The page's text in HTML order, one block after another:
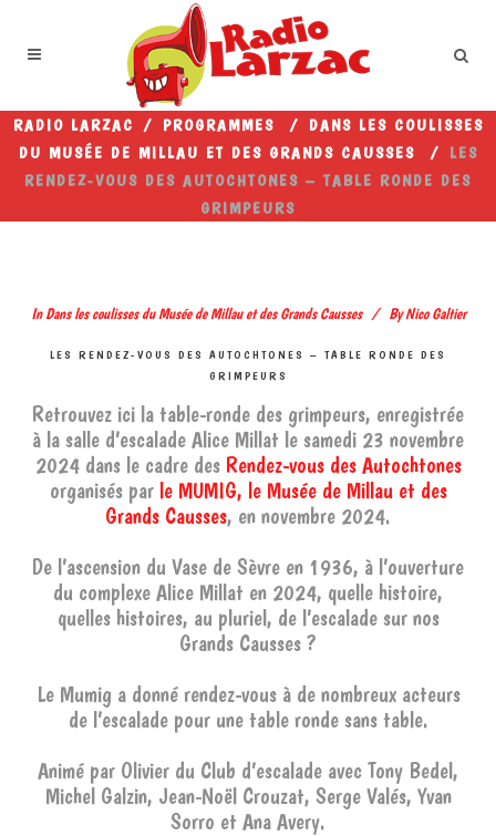
RADIO LARZAC / PROGRAMMES / DANS LES COULISSES
DU MUSÉE DE MILLAU ET DES GRANDS CAUSSES
/ LES
RENDEZ-VOUS DES AUTOCHTONES – TABLE RONDE DES
GRIMPEURS
In Dans les coulisses du Musée de Millau et des Grands Causses By Nico Galtier
LES RENDEZ-VOUS DES AUTOCHTONES – TABLE RONDE DES
GRIMPEURS
Retrouvez ici la table-ronde des grimpeurs, enregistrée
à la salle d’escalade Alice Millat le samedi 23 novembre
2024 dans le cadre des Rendez-vous des Autochtones
organisés par le MUMIG, le Musée de Millau et des
Grands Causses, en novembre 2024.
De l’ascension du Vase de Sèvre en 1936, à l’ouverture
du complexe Alice Millat en 2024, quelle histoire,
quelles histoires, au pluriel, de l’escalade sur nos
Grands Causses ?
Le Mumig a donné rendez-vous à de nombreux acteurs
de l’escalade pour une table ronde sans table.
Animé par Olivier du Club d’escalade avec Tony Bedel,
Michel Galzin, Jean-Noël Crouzat, Serge Valés, Yvan
Sorro et Ana Avery.